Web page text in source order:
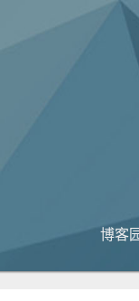
博客